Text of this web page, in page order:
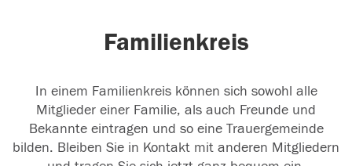
Familienkreis
In einem Familienkreis können sich sowohl alle
Mitglieder einer Familie, als auch Freunde und
Bekannte eintragen und so eine Trauergemeinde
bilden. Bleiben Sie in Kontakt mit anderen Mitgliedern